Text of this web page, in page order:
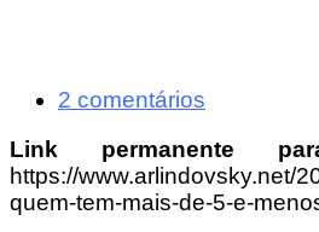
2 comentários
Link permanente
https://www.arlindovsky.net/
quem-tem-mais-de-5-e-